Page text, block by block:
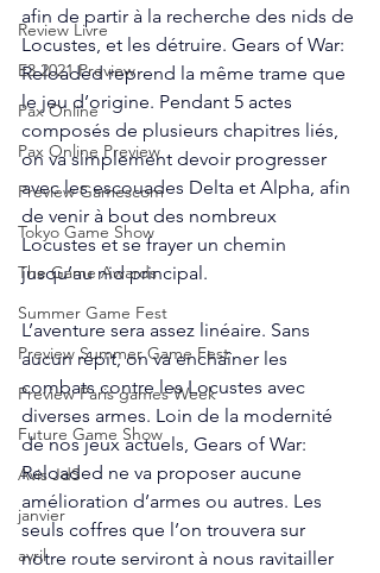
Review Livre
E3 2021 Preview
Pax Online
Pax Online Preview
Preview Gamescom
Tokyo Game Show
The Game Awards
Summer Game Fest
Preview Summer Game Fest
Preview Paris games Week
Future Game Show
Avis JdS
janvier
avril
afin de partir à la recherche des nids de
Locustes, et les détruire. Gears of War:
Reloaded reprend la même trame que
le jeu d’origine. Pendant 5 actes
composés de plusieurs chapitres liés,
on va simplement devoir progresser
avec les escouades Delta et Alpha, afin
de venir à bout des nombreux
Locustes et se frayer un chemin
jusqu’au nid principal.
L’aventure sera assez linéaire. Sans
aucun répit, on va enchaîner les
combats contre les Locustes avec
diverses armes. Loin de la modernité
de nos jeux actuels, Gears of War:
Reloaded ne va proposer aucune
amélioration d’armes ou autres. Les
seuls coffres que l’on trouvera sur
notre route serviront à nous ravitailler